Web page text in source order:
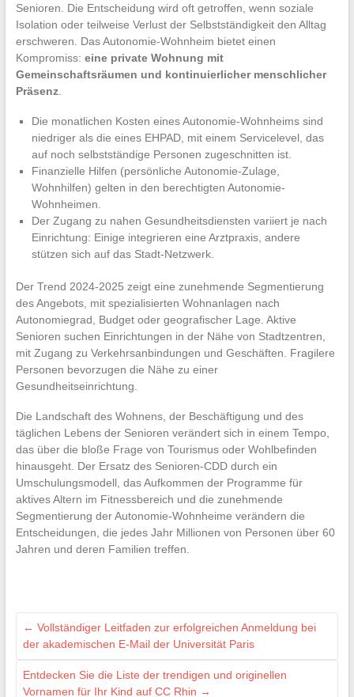
Senioren. Die Entscheidung wird oft getroffen, wenn soziale
Isolation oder teilweise Verlust der Selbstständigkeit den Alltag
erschweren. Das Autonomie-Wohnheim bietet einen
Kompromiss: eine private Wohnung mit
Gemeinschaftsräumen und kontinuierlicher menschlicher
Präsenz.
Die monatlichen Kosten eines Autonomie-Wohnheims sind
niedriger als die eines EHPAD, mit einem Servicelevel, das
auf noch selbstständige Personen zugeschnitten ist.
Finanzielle Hilfen (persönliche Autonomie-Zulage,
Wohnhilfen) gelten in den berechtigten Autonomie-
Wohnheimen.
Der Zugang zu nahen Gesundheitsdiensten variiert je nach
Einrichtung: Einige integrieren eine Arztpraxis, andere
stützen sich auf das Stadt-Netzwerk.
Der Trend 2024-2025 zeigt eine zunehmende Segmentierung
des Angebots, mit spezialisierten Wohnanlagen nach
Autonomiegrad, Budget oder geografischer Lage. Aktive
Senioren suchen Einrichtungen in der Nähe von Stadtzentren,
mit Zugang zu Verkehrsanbindungen und Geschäften. Fragilere
Personen bevorzugen die Nähe zu einer
Gesundheitseinrichtung.
Die Landschaft des Wohnens, der Beschäftigung und des
täglichen Lebens der Senioren verändert sich in einem Tempo,
das über die bloße Frage von Tourismus oder Wohlbefinden
hinausgeht. Der Ersatz des Senioren-CDD durch ein
Umschulungsmodell, das Aufkommen der Programme für
aktives Altern im Fitnessbereich und die zunehmende
Segmentierung der Autonomie-Wohnheime verändern die
Entscheidungen, die jedes Jahr Millionen von Personen über 60
Jahren und deren Familien treffen.
← Vollständiger Leitfaden zur erfolgreichen Anmeldung bei
der akademischen E-Mail der Universität Paris
Entdecken Sie die Liste der trendigen und originellen
Vornamen für Ihr Kind auf CC Rhin →